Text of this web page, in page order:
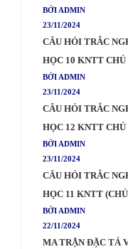
BỞI ADMIN
23/11/2024
CÂU HỎI TRẮC
HỌC 10 KNTT CHỦ
BỞI ADMIN
23/11/2024
CÂU HỎI TRẮC
HỌC 12 KNTT CHỦ
BỞI ADMIN
23/11/2024
CÂU HỎI TRẮC
HỌC 11 KNTT
BỞI ADMIN
22/11/2024
MA TRẬN ĐẶC TẢ